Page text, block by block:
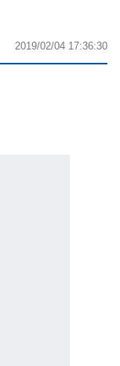
2019/02/04 17:36:30